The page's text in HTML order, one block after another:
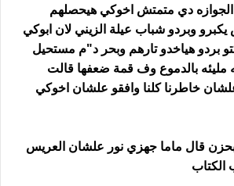
دي متمتش اخوكي هيحصلهم
وبردو شباب عيلة الزيني لان ابوكي
بردو هياخدو تارهم وبحر د"م مستحيل
مليئه بالدموع وف قمة ضعفها قالت
خاطرنا كلنا وافقو علشان اخوكي
قال ماما جهزي نور علشان العريس
الكتاب